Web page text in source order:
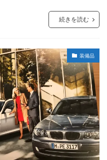
続きを読む
装備品